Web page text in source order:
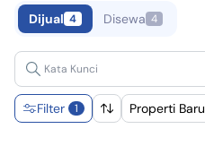
Dijual 4 Disewa 4
Filter 1 Properti Baru